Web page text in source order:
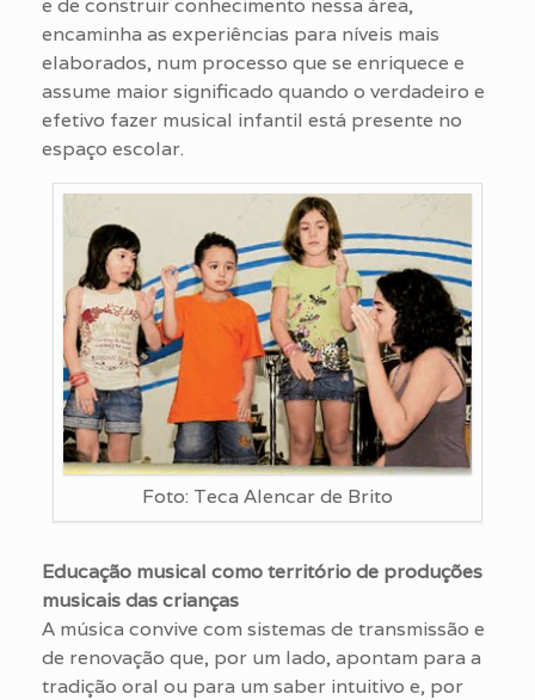
e de construir conhecimento nessa área,
encaminha as experiências para níveis mais
elaborados, num processo que se enriquece e
assume maior significado quando o verdadeiro e
efetivo fazer musical infantil está presente no
espaço escolar.
Foto: Teca Alencar de Brito
Educação musical como território de produções
musicais das crianças
A música convive com sistemas de transmissão e
de renovação que, por um lado, apontam para a
tradição oral ou para um saber intuitivo e, por